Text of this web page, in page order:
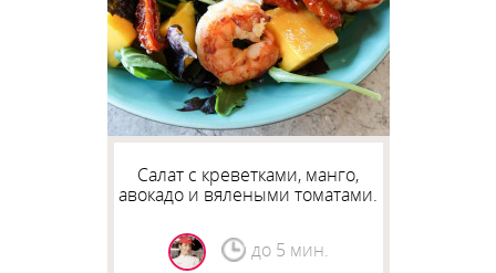
Салат с креветками, манго,
авокадо и вялеными томатами.
до 5 мин.